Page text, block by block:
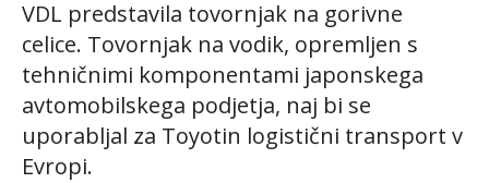
VDL predstavila tovornjak na gorivne
celice. Tovornjak na vodik, opremljen s
tehničnimi komponentami japonskega
avtomobilskega podjetja, naj bi se
uporabljal za Toyotin logistični transport v
Evropi.